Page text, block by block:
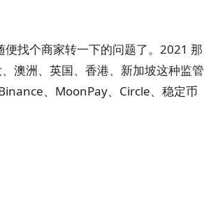
找个商家转一下的问题了。2021 那
澳洲、英国、香港、新加坡这种监管
、MoonPay、Circle、稳定币